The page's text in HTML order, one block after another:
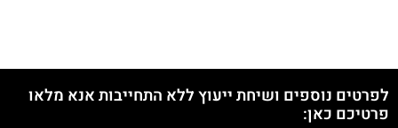
לפרטים נוספים ושיחת ייעוץ ללא התחייבות אנא מלאו
פרטיכם כאן: